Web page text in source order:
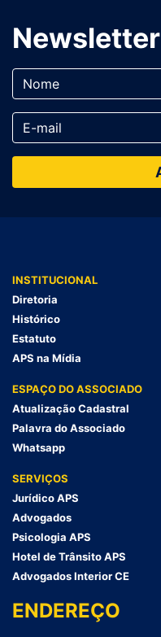
Newsletter
INSTITUCIONAL
Diretoria
Histórico
Estatuto
APS na Mídia
ESPAÇO DO ASSOCIADO
Atualização Cadastral
Palavra do Associado
Whatsapp
SERVIÇOS
Jurídico APS
Advogados
Psicologia APS
Hotel de Trânsito APS
Advogados Interior CE
ENDEREÇO